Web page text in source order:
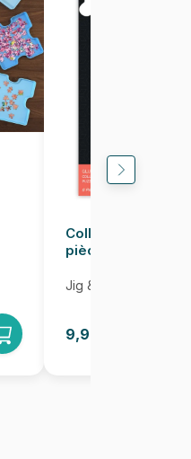
Colle pour Puzzle
pièces
Jig & Puz
9,95€